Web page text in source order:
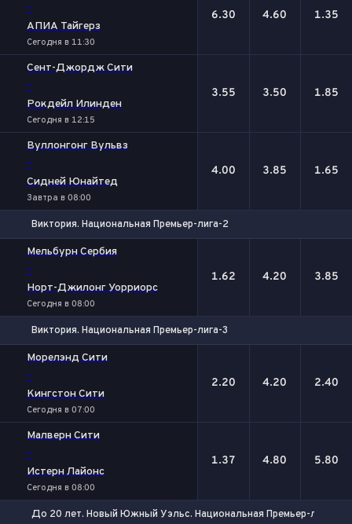
-
АПИА Тайгерз
Сегодня в 11:30
6.30 4.60 1.35
Сент-Джордж Сити
-
Рокдейл Илинден
Сегодня в 12:15
3.55 3.50 1.85
Вуллонгонг Вульвз
-
Сидней Юнайтед
Завтра в 08:00
4.00 3.85 1.65
Виктория. Национальная Премьер-лига-2
Мельбурн Сербия
-
Норт-Джилонг Уорриорс
Сегодня в 08:00
1.62 4.20 3.85
Виктория. Национальная Премьер-лига-3
Морелэнд Сити
-
Кингстон Сити
Сегодня в 07:00
2.20 4.20 2.40
Малверн Сити
-
Истерн Лайонс
Сегодня в 08:00
1.37 4.80 5.80
До 20 лет. Новый Южный Уэльс. Национальная Премьер-лига